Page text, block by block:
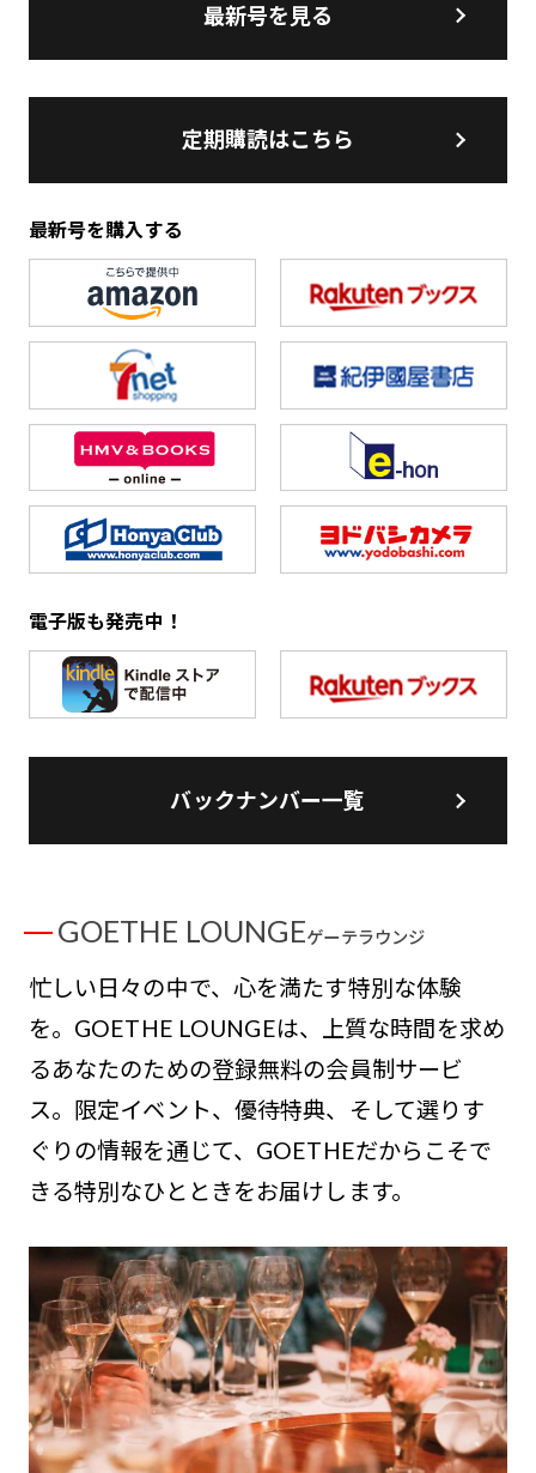
最新号を見る
定期購読はこちら
最新号を購入する
電子版も発売中！
バックナンバー一覧
GOETHE LOUNGEゲーテラウンジ
忙しい日々の中で、心を満たす特別な体験
を。GOETHE LOUNGEは、上質な時間を求め
るあなたのための登録無料の会員制サービ
ス。限定イベント、優待特典、そして選りす
ぐりの情報を通じて、GOETHEだからこそで
きる特別なひとときをお届けします。